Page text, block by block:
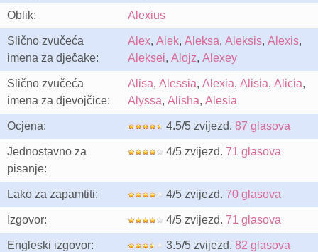
Oblik: Alexius
Slično zvučeća
imena za dječake:
Alex, Alek, Aleksa, Aleksis, Alexis,
Aleksei, Alojz, Alexey
Slično zvučeća
imena za djevojčice:
Alisa, Alessia, Alexia, Alisia, Alicia,
Alyssa, Alisha, Alesia
Ocjena: 4.5/5 zvijezd. 87 glasova
Jednostavno za
pisanje:
4/5 zvijezd. 71 glasova
Lako za zapamtiti: 4/5 zvijezd. 70 glasova
Izgovor: 4/5 zvijezd. 71 glasova
Engleski izgovor: 3.5/5 zvijezd. 82 glasova